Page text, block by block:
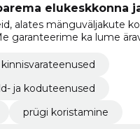
elukeskkonna
alates mänguväljakute
garanteerime ka lume
kvaliteedi ja
ja koduteenused
prügi koristamine